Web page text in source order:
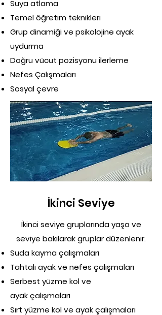
Suya atlama
Temel öğretim teknikleri
Grup dinamiği ve psikolojine ayak
uydurma
Doğru vücut pozisyonu ilerleme
Nefes Çalışmaları
Sosyal çevre
İkinci Seviye
İkinci seviye gruplarında yaşa ve
seviye bakılarak gruplar düzenlenir.
Suda kayma çalışmaları
Tahtalı ayak ve nefes çalışmaları
Serbest yüzme kol ve
ayak çalışmaları
Sırt yüzme kol ve ayak çalışmaları